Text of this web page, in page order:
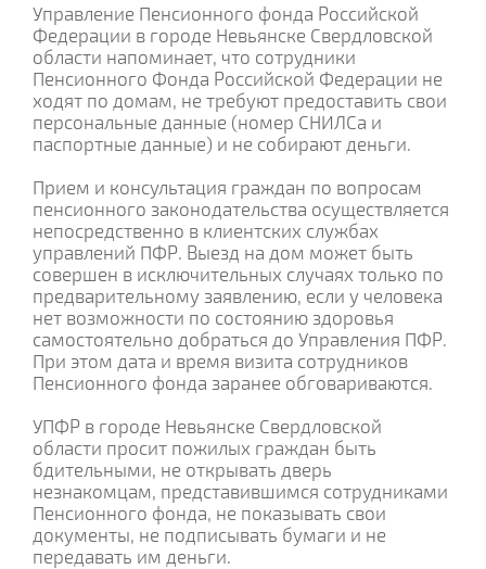
Управление Пенсионного фонда Российской
Федерации в городе Невьянске Свердловской
области напоминает, что сотрудники
Пенсионного Фонда Российской Федерации не
ходят по домам, не требуют предоставить свои
персональные данные (номер СНИЛСа и
паспортные данные) и не собирают деньги.
Прием и консультация граждан по вопросам
пенсионного законодательства осуществляется
непосредственно в клиентских службах
управлений ПФР. Выезд на дом может быть
совершен в исключительных случаях только по
предварительному заявлению, если у человека
нет возможности по состоянию здоровья
самостоятельно добраться до Управления ПФР.
При этом дата и время визита сотрудников
Пенсионного фонда заранее обговариваются.
УПФР в городе Невьянске Свердловской
области просит пожилых граждан быть
бдительными, не открывать дверь
незнакомцам, представившимся сотрудниками
Пенсионного фонда, не показывать свои
документы, не подписывать бумаги и не
передавать им деньги.